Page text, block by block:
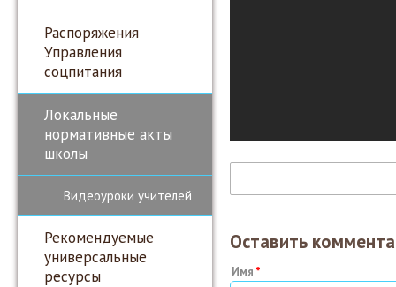
Распоряжения
Управления
соцпитания
Локальные
нормативные акты
школы
Видеоуроки учителей
Рекомендуемые
универсальные
ресурсы
Оставить
Имя